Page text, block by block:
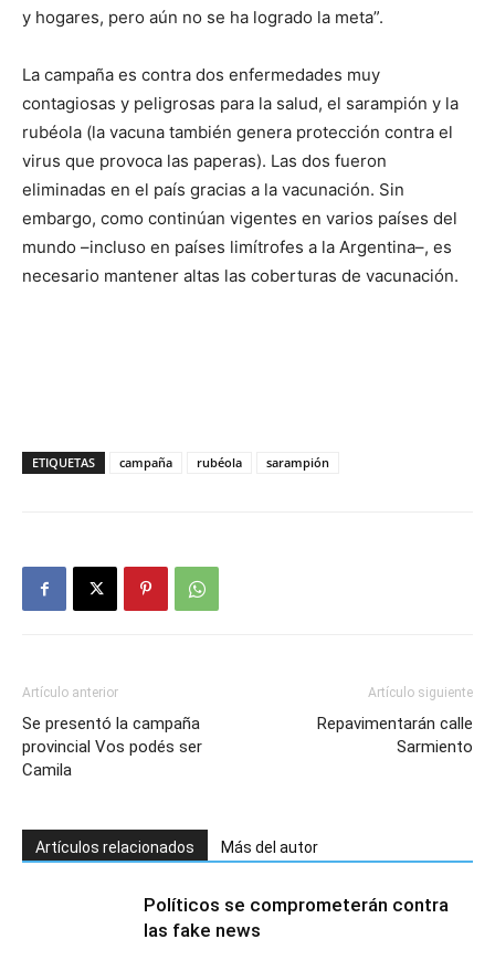
y hogares, pero aún no se ha logrado la meta”.
La campaña es contra dos enfermedades muy
contagiosas y peligrosas para la salud, el sarampión y la
rubéola (la vacuna también genera protección contra el
virus que provoca las paperas). Las dos fueron
eliminadas en el país gracias a la vacunación. Sin
embargo, como continúan vigentes en varios países del
mundo –incluso en países limítrofes a la Argentina–, es
necesario mantener altas las coberturas de vacunación.
ETIQUETAS campaña rubéola sarampión
Artículo anterior
Se presentó la campaña
provincial Vos podés ser
Camila
Artículo siguiente
Repavimentarán calle
Sarmiento
Artículos relacionados Más del autor
Políticos se comprometerán contra
las fake news